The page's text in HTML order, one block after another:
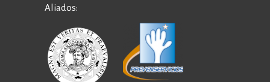
Aliados: